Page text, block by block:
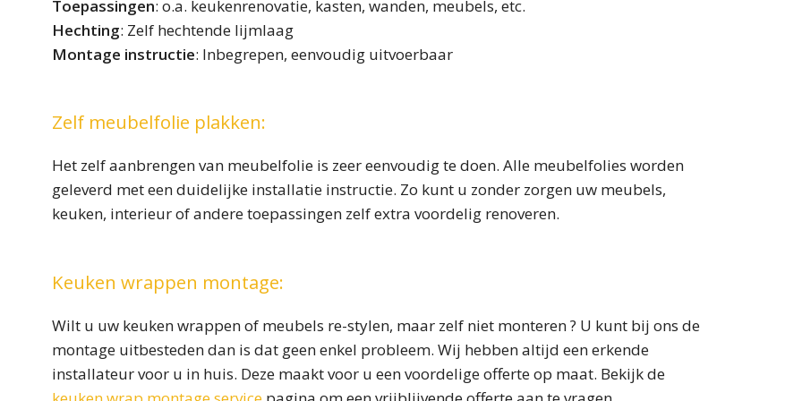
Toepassingen: o.a. keukenrenovatie, kasten, wanden, meubels, etc.
Hechting: Zelf hechtende lijmlaag
Montage instructie: Inbegrepen, eenvoudig uitvoerbaar
Zelf meubelfolie plakken:
Het zelf aanbrengen van meubelfolie is zeer eenvoudig te doen. Alle meubelfolies worden
geleverd met een duidelijke installatie instructie. Zo kunt u zonder zorgen uw meubels,
keuken, interieur of andere toepassingen zelf extra voordelig renoveren.
Keuken wrappen montage:
Wilt u uw keuken wrappen of meubels re-stylen, maar zelf niet monteren ? U kunt bij ons de
montage uitbesteden dan is dat geen enkel probleem. Wij hebben altijd een erkende
installateur voor u in huis. Deze maakt voor u een voordelige offerte op maat. Bekijk de